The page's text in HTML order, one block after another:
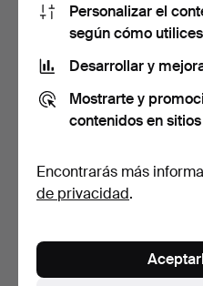
243 USD
seleccionado
LÁMPARA DE MESA DE
LATÓN EN FORMA DE
Personalizar el
según cómo
Desarrollar y
Mostrarte y
contenidos en
Encontrarás más
de privacidad.